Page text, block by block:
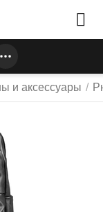
и аксессуары /